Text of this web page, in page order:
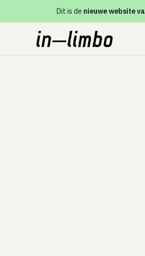
Dit is de nieuwe website